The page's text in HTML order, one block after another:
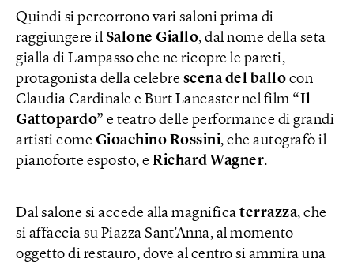
Quindi si percorrono vari saloni prima di
raggiungere il Salone Giallo, dal nome della seta
gialla di Lampasso che ne ricopre le pareti,
protagonista della celebre scena del ballo con
Claudia Cardinale e Burt Lancaster nel film “Il
Gattopardo” e teatro delle performance di grandi
artisti come Gioachino Rossini, che autografò il
pianoforte esposto, e Richard Wagner.
Dal salone si accede alla magnifica terrazza, che
si affaccia su Piazza Sant’Anna, al momento
oggetto di restauro, dove al centro si ammira una